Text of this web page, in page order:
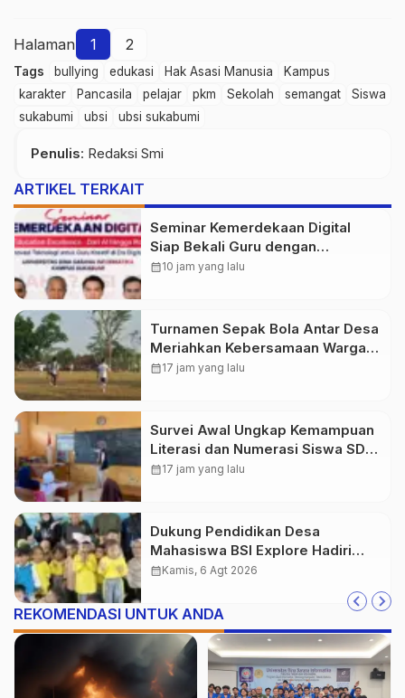
Halaman 1 2
Tags bullying edukasi Hak Asasi Manusia
Kampus
karakter
Pancasila pelajar pkm Sekolah semangat
Siswa
sukabumi
ubsi ubsi sukabumi
Penulis: Redaksi Smi
ARTIKEL TERKAIT
Seminar Kemerdekaan Digital
Siap Bekali Guru dengan
Wawasan AI hingga Robotika di
calendar_month10 jam yang lalu
Turnamen Sepak Bola Antar Desa
Meriahkan Kebersamaan Warga
Purwasedar
calendar_month17 jam yang lalu
Survei Awal Ungkap Kemampuan
Literasi dan Numerasi Siswa SDN
Simpenan
calendar_month17 jam yang lalu
Dukung Pendidikan Desa
Mahasiswa BSI Explore Hadiri
Peresmian TK PGRI Al-Istiqomah
calendar_monthKamis, 6 Agt 2026
REKOMENDASI UNTUK ANDA